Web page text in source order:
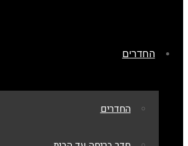
החדרים
החדרים